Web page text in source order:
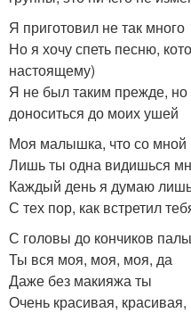
Я приготовил не так много
Но я хочу спеть песню,
настоящему)
Я не был таким прежде,
доноситься до моих ушей
Моя малышка, что со мной
Лишь ты одна видишься
Каждый день я думаю
С тех пор, как встретил
С головы до кончиков
Ты вся моя, моя, моя, да
Даже без макияжа ты
Очень красивая,